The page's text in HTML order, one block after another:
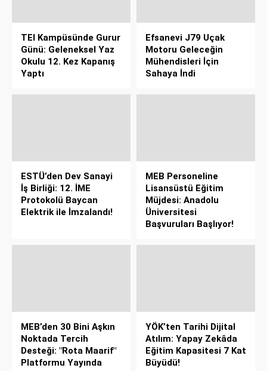
TEI Kampüsünde Gurur
Günü: Geleneksel Yaz
Okulu 12. Kez Kapanış
Yaptı
Efsanevi J79 Uçak
Motoru Geleceğin
Mühendisleri İçin
Sahaya İndi
ESTÜ’den Dev Sanayi
İş Birliği: 12. İME
Protokolü Baycan
Elektrik ile İmzalandı!
MEB Personeline
Lisansüstü Eğitim
Müjdesi: Anadolu
Üniversitesi
Başvuruları Başlıyor!
MEB’den 30 Bini Aşkın
Noktada Tercih
Desteği: "Rota Maarif"
Platformu Yayında
YÖK’ten Tarihi Dijital
Atılım: Yapay Zekâda
Eğitim Kapasitesi 7 Kat
Büyüdü!